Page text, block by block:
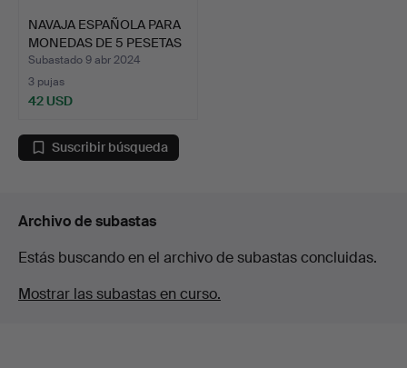
NAVAJA ESPAÑOLA PARA
MONEDAS DE 5 PESETAS
…
Subastado 9 abr 2024
3 pujas
42 USD
Suscribir búsqueda
Archivo de subastas
Estás buscando en el archivo de subastas concluidas.
Mostrar las subastas en curso.